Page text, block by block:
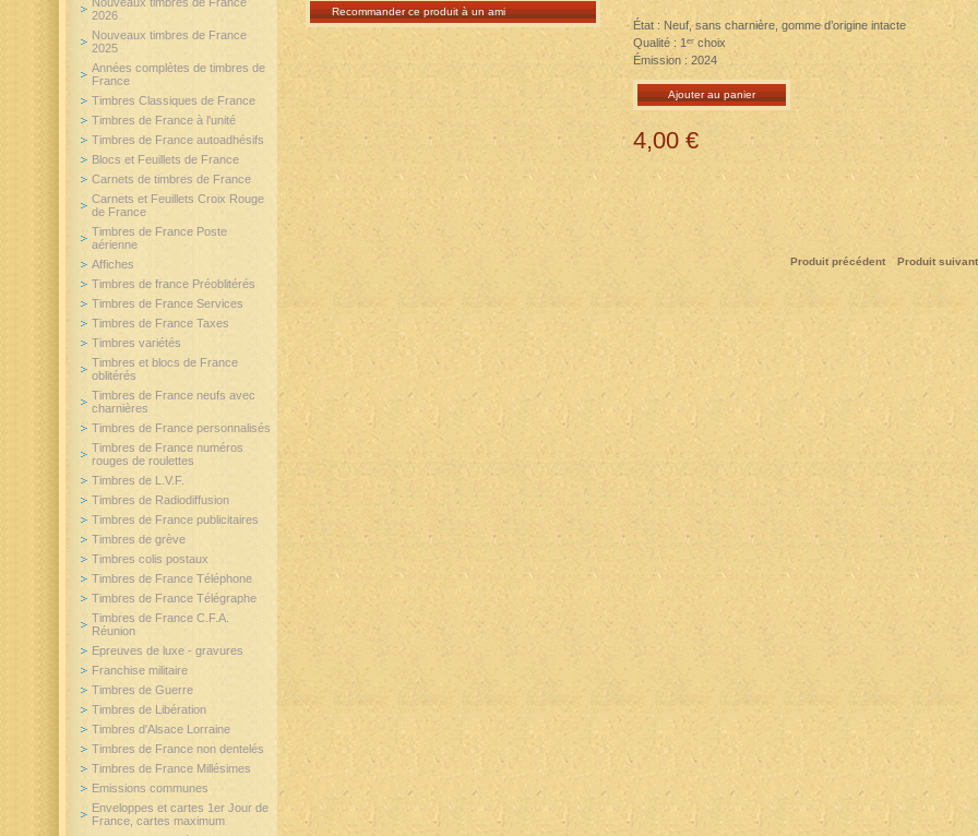
Recommander ce produit à un ami
État : Neuf, sans charnière, gomme d’origine intacte
Qualité : 1ᵉʳ choix
Émission : 2024
Ajouter au panier
4,00 €
Produit précédent Produit suivant
2026
Nouveaux timbres de France
2025
Années complètes de timbres de
France
Timbres Classiques de France
Timbres de France à l'unité
Timbres de France autoadhésifs
Blocs et Feuillets de France
Carnets de timbres de France
Carnets et Feuillets Croix Rouge
de France
Timbres de France Poste
aérienne
Affiches
Timbres de france Préoblitérés
Timbres de France Services
Timbres de France Taxes
Timbres variétés
Timbres et blocs de France
oblitérés
Timbres de France neufs avec
charnières
Timbres de France personnalisés
Timbres de France numéros
rouges de roulettes
Timbres de L.V.F.
Timbres de Radiodiffusion
Timbres de France publicitaires
Timbres de grève
Timbres colis postaux
Timbres de France Téléphone
Timbres de France Télégraphe
Timbres de France C.F.A.
Réunion
Epreuves de luxe - gravures
Franchise militaire
Timbres de Guerre
Timbres de Libération
Timbres d'Alsace Lorraine
Timbres de France non dentelés
Timbres de France Millésimes
Emissions communes
Enveloppes et cartes 1er Jour de
France, cartes maximum